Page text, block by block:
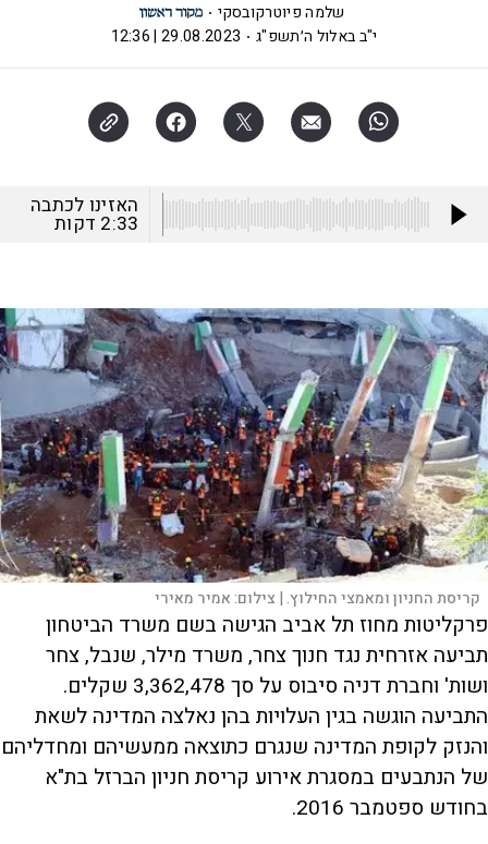
שלמה פיוטרקובסקי
י"ב באלול ה׳תשפ"ג
29.08.2023 | 12:36
האזינו לכתבה
2:33 דקות
קריסת החניון ומאמצי החילוץ. | צילום:אמיר מאירי
פרקליטות מחוז תל אביב הגישה בשם משרד הביטחון
תביעה אזרחית נגד חנוך צחר, משרד מילר, שנבל, צחר
ושות' וחברת דניה סיבוס על סך 3,362,478 שקלים.
התביעה הוגשה בגין העלויות בהן נאלצה המדינה לשאת
והנזק לקופת המדינה שנגרם כתוצאה ממעשיהם ומחדליהם
של הנתבעים במסגרת אירוע קריסת חניון הברזל בת"א
בחודש ספטמבר 2016.